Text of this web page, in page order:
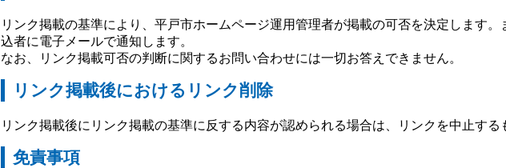
リンク掲載の基準により、平戸市ホームページ運用管理者が掲載の可否を決定します
込者に電子メールで通知します。
なお、リンク掲載可否の判断に関するお問い合わせには一切お答えできません。
リンク掲載後におけるリンク削除
リンク掲載後にリンク掲載の基準に反する内容が認められる場合は、リンクを中止する
免責事項